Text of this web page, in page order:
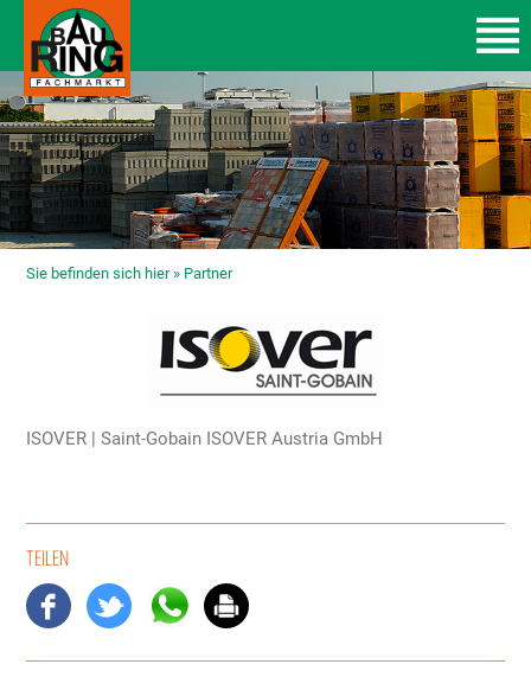
Sie befinden sich hier » Partner
ISOVER | Saint-Gobain ISOVER Austria GmbH
TEILEN